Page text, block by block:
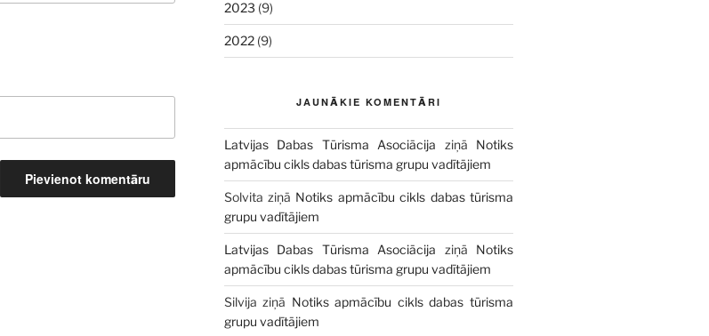
2023 (9)
2022(9)
JAUNĀKIE KOMENTĀRI
Latvijas Dabas Tūrisma Asociācija ziņā Notiks
apmācību cikls dabas tūrisma grupu vadītājiem
Solvita ziņā Notiks apmācību cikls dabas tūrisma
grupu vadītājiem
Latvijas Dabas Tūrisma Asociācija ziņā Notiks
apmācību cikls dabas tūrisma grupu vadītājiem
Silvija ziņā Notiks apmācību cikls dabas tūrisma
grupu vadītājiem